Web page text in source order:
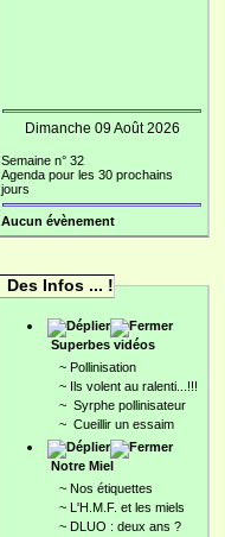
Dimanche 09 Août 2026
Semaine n° 32
Agenda pour les 30 prochains
jours
Aucun évènement
Des Infos ... !
Superbes vidéos
~ Pollinisation
~ Ils volent au ralenti...!!!
~ Syrphe pollinisateur
~ Cueillir un essaim
Notre Miel
~ Nos étiquettes
~ L'H.M.F. et les miels
~ DLUO : deux ans ?